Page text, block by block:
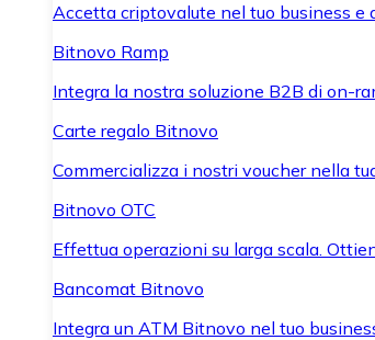
Accetta criptovalute nel tuo business e
Bitnovo Ramp
Integra la nostra soluzione B2B di on-
Carte regalo Bitnovo
Commercializza i nostri voucher nella
Bitnovo OTC
Effettua operazioni su larga scala.
Bancomat Bitnovo
Integra un ATM Bitnovo nel tuo